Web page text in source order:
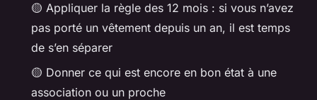
🟡 Appliquer la règle des 12 mois : si vous n’avez
pas porté un vêtement depuis un an, il est temps
de s’en séparer
🟡 Donner ce qui est encore en bon état à une
association ou un proche